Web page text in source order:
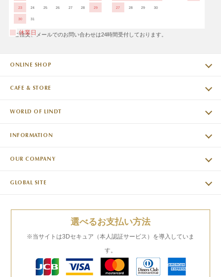
23 24 25 26 27 28 29
30 31
27 28 29 30
休業日
※ご注文、メールでのお問い合わせは24時間受付しております。
ONLINE SHOP
CAFE & STORE
WORLD OF LINDT
INFORMATION
OUR COMPANY
GLOBAL SITE
選べるお支払い方法
※当サイトは3Dセキュア（本人認証サービス）を導入していま
す。